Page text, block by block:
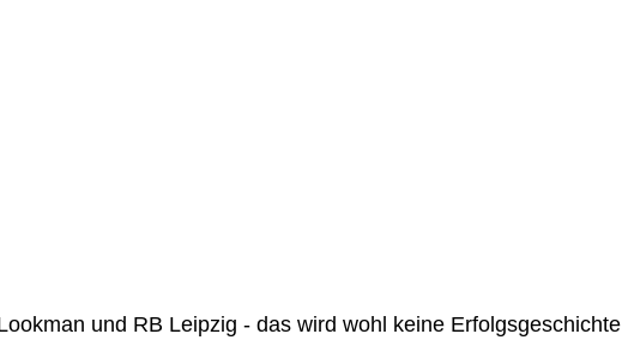
und RB Leipzig - das wird wohl keine Erfolgsgeschichte